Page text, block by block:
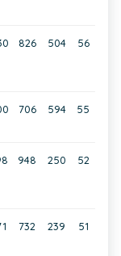
826 504 56
706 594 55
948 250 52
732 239 51